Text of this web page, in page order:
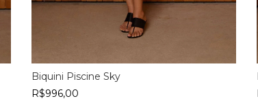
Biquini Piscine Sky
R$996,00